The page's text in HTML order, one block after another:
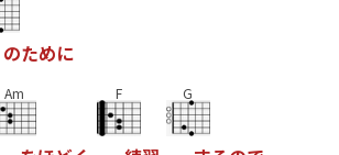
のために
Am F G